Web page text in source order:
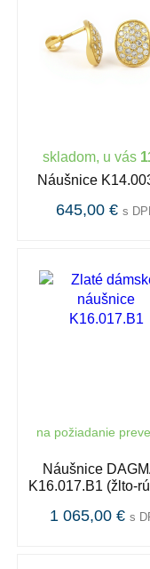
skladom, u vás
Náušnice
645,00 € s
na požiadanie
Náušnice
K16.017.B1 (žlto-
1 065,00 € s